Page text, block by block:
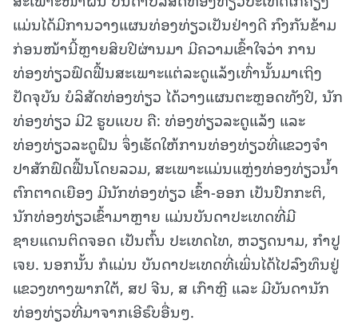
ແມ່ນໄດ້ມີການວາງແຜນທ່ອງທ່ຽວເປັນຢ່າງດີ ກົງກັນຂ້າມ
ກ່ອນໜ້ານີ້ຫຼາຍສິບປີຜ່ານມາ ມີຄວາມເຂົ້າໃຈວ່າ ການ
ທ່ອງທ່ຽວຟົດຟື້ນສະເພາະແຕ່ລະດູແລ້ງເທົ່ານັ້ນມາເຖິງ
ປັດຈຸບັນ ບໍລິສັດທ່ອງທ່ຽວ ໄດ້ວາງແຜນຕະຫຼອດທັງປີ, ນັກ
ທ່ອງທ່ຽວ ມີ2 ຮູບແບບ ຄື: ທ່ອງທ່ຽວລະດູແລ້ງ ແລະ
ທ່ອງທ່ຽວລະດູຝົນ ຈຶ່ງເຮັດໃຫ້ການທ່ອງທ່ຽວທີ່ແຂວງຈໍາ
ປາສັກຟົດຟື້ນໂດຍລວມ, ສະເພາະແມ່ນແຫຼ່ງທ່ອງທ່ຽວນໍ້າ
ຕົກຕາດເຍືອງ ມີນັກທ່ອງທ່ຽວ ເຂົ້າ-ອອກ ເປັນປົກກະຕິ,
ນັກທ່ອງທ່ຽວເຂົ້າມາຫຼາຍ ແມ່ນບັນດາປະເທດທີ່ມີ
ຊາຍແດນຕິດຈອດ ເປັນຕົ້ນ ປະເທດໄທ, ຫວຽດນາມ, ກໍາປູ
ເຈຍ. ນອກນັ້ນ ກໍແມ່ນ ບັນດາປະເທດທີ່ເພິ່ນໄດ້ໄປລົງທຶນຢູ່
ແຂວງທາງພາກໃຕ້, ສປ ຈີນ, ສ ເກົາຫຼີ ແລະ ມີບັນດານັກ
ທ່ອງທ່ຽວທີ່ມາຈາກເອີຣົບອື່ນໆ.